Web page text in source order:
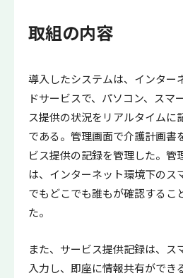
取組の内容
導入したシステムは、インター
ドサービスで、パソコン、スマ
ス提供の状況をリアルタイムに
である。管理画面で介護計画書
ビス提供の記録を管理した。管
は、インターネット環境下のス
でもどこでも誰もが確認するこ
た。
また、サービス提供記録は、ス
入力し、即座に情報共有ができ